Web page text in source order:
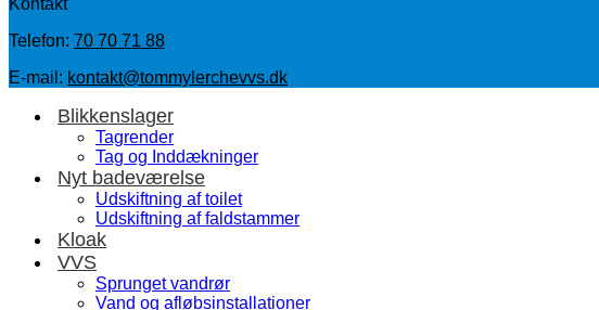
Kontakt
Telefon: 70 70 71 88
E-mail: kontakt@tommylerchevvs.dk​
Blikkenslager
Tagrender
Tag og Inddækninger
Nyt badeværelse
Udskiftning af toilet
Udskiftning af faldstammer
Kloak
VVS
Sprunget vandrør
Vand og afløbsinstallationer